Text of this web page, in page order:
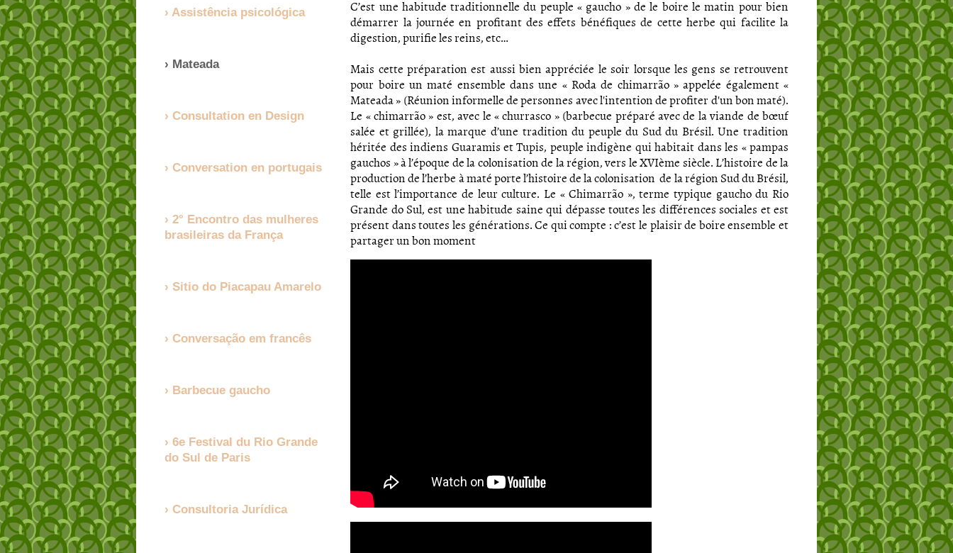
C’est une habitude traditionnelle du peuple « gaucho » de le boire le matin pour bien
démarrer la journée en profitant des effets bénéfiques de cette herbe qui facilite la
digestion, purifie les reins, etc…
Mais cette préparation est aussi bien appréciée le soir lorsque les gens se retrouvent
pour boire un maté ensemble dans une « Roda de chimarrão » appelée également «
Mateada » (Réunion informelle de personnes avec l'intention de profiter d'un bon maté).
Le « chimarrão » est, avec le « churrasco » (barbecue préparé avec de la viande de bœuf
salée et grillée), la marque d’une tradition du peuple du Sud du Brésil. Une tradition
héritée des indiens Guaramis et Tupis, peuple indigène qui habitait dans les « pampas
gauchos » à l’époque de la colonisation de la région, vers le XVIème siècle. L’histoire de la
production de l’herbe à maté porte l’histoire de la colonisation de la région Sud du Brésil,
telle est l’importance de leur culture. Le « Chimarrão », terme typique gaucho du Rio
Grande do Sul, est une habitude saine qui dépasse toutes les différences sociales et est
présent dans toutes les générations. Ce qui compte : c’est le plaisir de boire ensemble et
partager un bon moment
Assistência psicológica
Mateada
Consultation en Design
Conversation en portugais
2° Encontro das mulheres
brasileiras da França
Sitio do Piacapau Amarelo
Conversação em francês
Barbecue gaucho
6e Festival du Rio Grande
do Sul de Paris
Consultoria Jurídica